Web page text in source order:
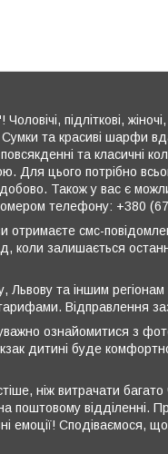
! Чоловічі, підліткові,
Сумки та красиві
та класичні
Для цього потрібно
Також у вас є
телефону: +380
отримаєте смс-
коли залишається
Львову та іншим
Відправлення
ознайомитися з
дитині буде
ніж витрачати багато
поштовому
емоції! Сподіваємося,